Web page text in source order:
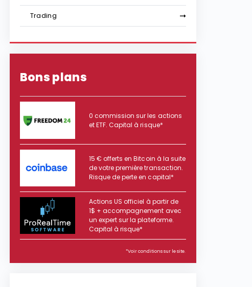
Trading
Bons plans
0 commission sur les actions
et ETF. Capital à risque*
15 € offerts en Bitcoin à la suite
de votre première transaction.
Risque de perte en capital*
Actions US officiel à partir de
1$ + accompagnement avec
un expert sur la plateforme.
Capital à risque*
*Voir conditions sur le site.